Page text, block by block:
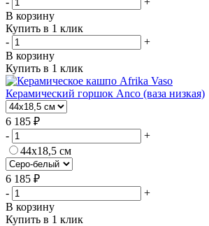
В корзину
Купить в 1 клик
-
+
В корзину
Купить в 1 клик
Керамический горшок Anco (ваза низкая)
6 185 ₽
-
+
44х18,5 см
6 185 ₽
-
+
В корзину
Купить в 1 клик